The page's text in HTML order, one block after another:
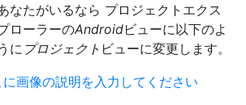
なたがいるなら プロジェクトエクス
ローラーのAndroidビューに以下のよ
うに プロジェクト ビューに変更します。